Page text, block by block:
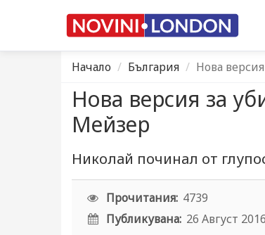
Начало България Нова
Нова версия за
Мейзер
Николай починал от
Прочитания: 4739
Публикувана: 26 Август